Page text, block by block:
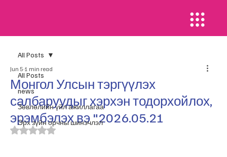
All Posts
news
​Зөвлөлийн үйл ажиллагаа
Эрх зүйн орчны шинэчлэл
All Posts
Монгол Улсын тэргүүлэх
салбаруудыг хэрхэн тодорхойлох,
эрэмбэлэх вэ "2026.05.21
Jun 5 1 min read
Rated NaN out of 5 stars.